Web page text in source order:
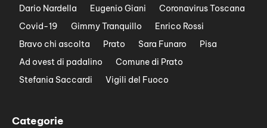
Dario Nardella
Eugenio Giani
Coronavirus Toscana
Covid-19
Gimmy Tranquillo
Enrico Rossi
Bravo chi ascolta
Prato Sara Funaro
Pisa
Ad ovest di padalino
Comune di Prato
Stefania Saccardi
Vigili del Fuoco
Categorie